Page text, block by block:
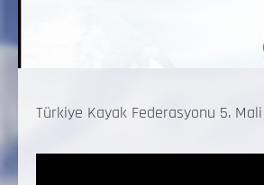
Türkiye Kayak Federasyonu 5.